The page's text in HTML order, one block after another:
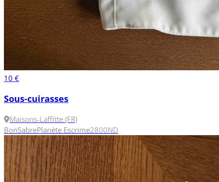
10 €
Sous-cuirasses
Maisons-Laffitte (FR)
BonSabrePlanète Escrime2800ND